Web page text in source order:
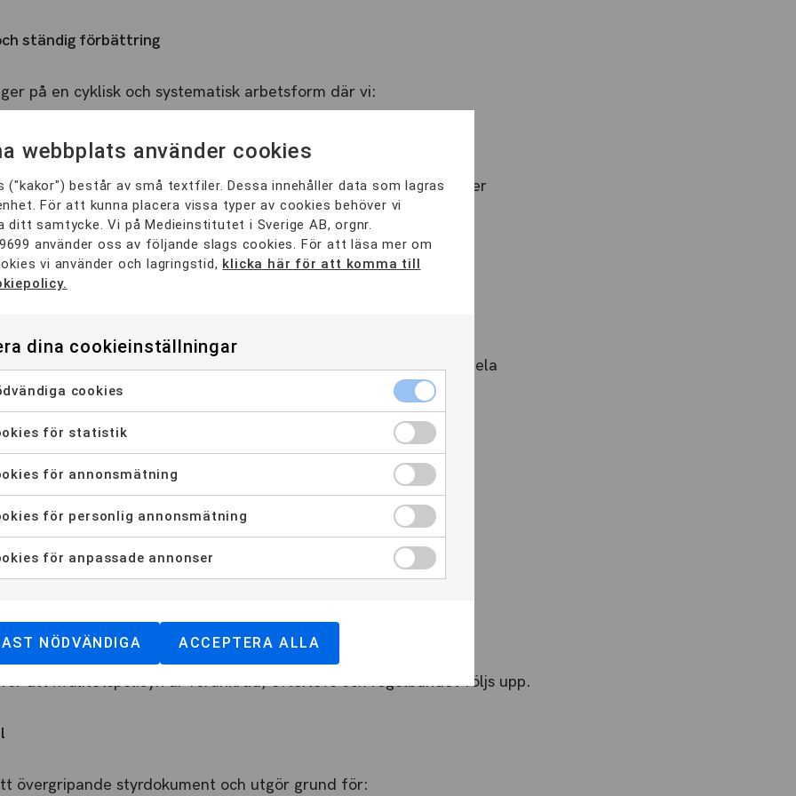
ständig förbättring
på en cyklisk och systematisk arbetsform där vi:
resultat med hjälp av kvalitetsindikatorer
analyserar underlag från utvärderingar, granskningar och dialoger
utvecklingsområden och goda exempel
förbättringsåtgärder
till berörda intressenter
utbildning tas tillvara och används för att stärka kvaliteten i hela
förutsätter delaktighet. Därför säkerställer vi att:
och mandat i kvalitetsarbetet är tydliga
och medarbetare ges möjlighet till inflytande
är dokumenterat, transparent och känt i organisationen
för att kvalitetspolicyn är förankrad, efterlevs och regelbundet följs upp.
övergripande styrdokument och utgör grund för:
webbplats använder cookies
("kakor") består av små textfiler. Dessa innehåller data som lagras
För att kunna placera vissa typer av cookies behöver vi
ditt samtycke. Vi på Medieinstitutet i Sverige AB, orgnr.
använder oss av följande slags cookies. För att läsa mer om
vi använder och lagringstid, klicka här för att komma till
dina cookieinställningar
cookies
för statistik
för annonsmätning
för personlig annonsmätning
för anpassade annonser
NÖDVÄNDIGA ACCEPTERA ALLA